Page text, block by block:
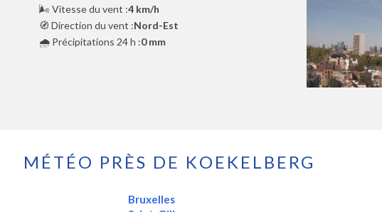
🌬️ Vitesse du vent :4 km/h
🧭 Direction du vent :Nord-Est
🌧️ Précipitations 24 h :0 mm
MÉTÉO PRÈS DE KOEKELBERG
Bruxelles